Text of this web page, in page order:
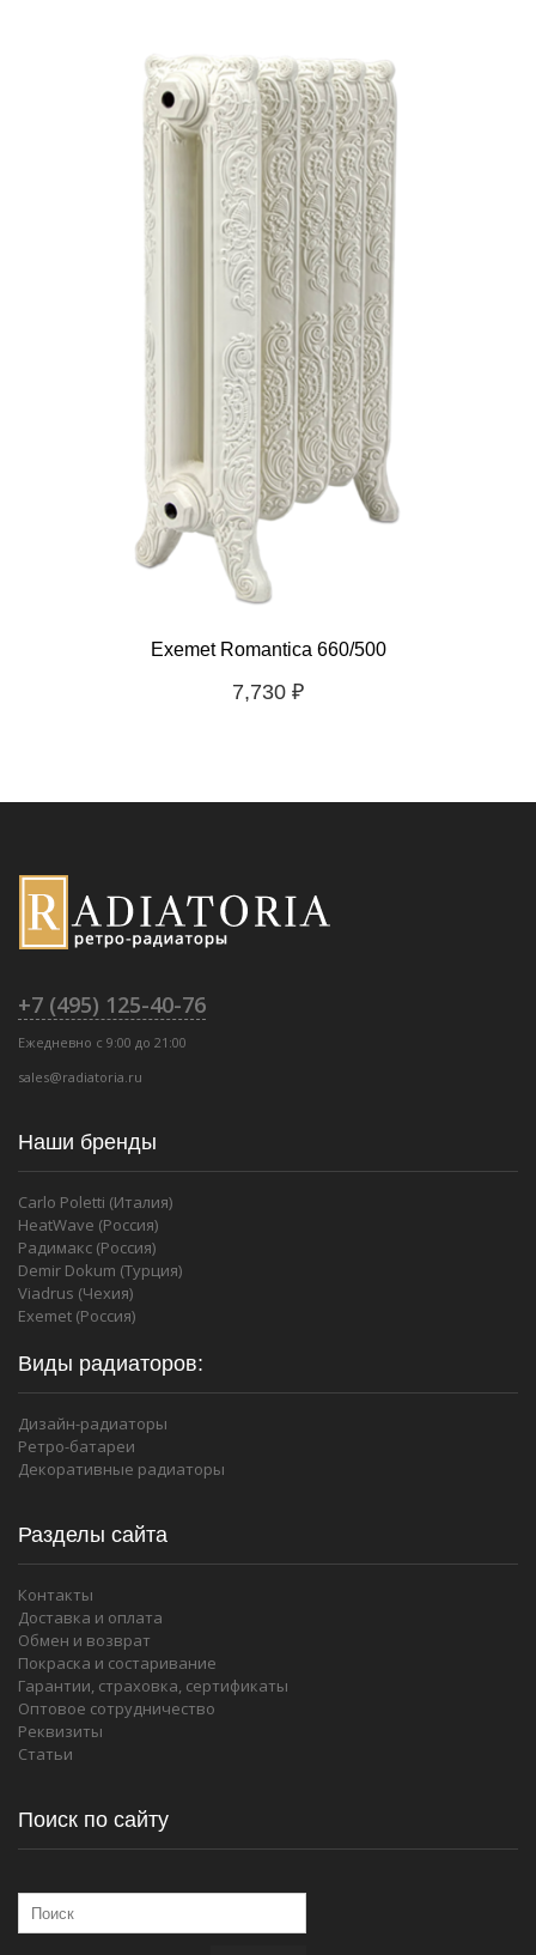
Exemet Romantica 660/500
7,730 ₽
+7 (495) 125-40-76
Ежедневно с 9:00 до 21:00
sales@radiatoria.ru
Наши бренды
Carlo Poletti (Италия)
HeatWave (Россия)
Радимакс (Россия)
Demir Dokum (Турция)
Viadrus (Чехия)
Exemet (Россия)
Виды радиаторов:
Дизайн-радиаторы
Ретро-батареи
Декоративные радиаторы
Разделы сайта
Контакты
Доставка и оплата
Обмен и возврат
Покраска и состаривание
Гарантии, страховка, сертификаты
Оптовое сотрудничество
Реквизиты
Статьи
Поиск по сайту